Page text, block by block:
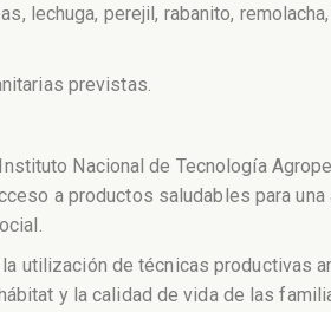
lechuga, perejil, rabanito,
previstas.
Nacional de Tecnología
a productos saludables para una
utiliza­ción de técnicas productivas
y la calidad de vida de las